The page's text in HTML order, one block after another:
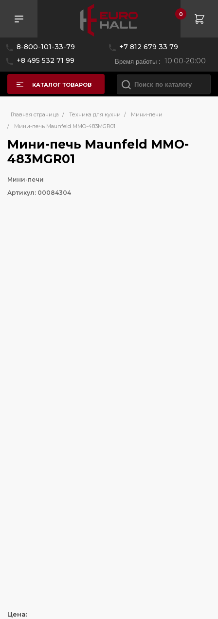
8-800-101-33-79
+7 812 679 33 79
+8 495 532 71 99
Время работы : 10:00-20:00
0
КАТАЛОГ ТОВАРОВ
Главная страница / Техника для кухни /
Мини-печи
/
Мини-печь Maunfeld MMO-483MGR01
Мини-печь Maunfeld MMO-
483MGR01
Мини-печи
Артикул: 00084304
Цена: